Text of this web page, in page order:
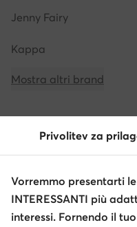
Jenny Fairy
Kappa
Mostra altri brand
Ricevi
Privolitev za
Vorremmo presentarti le
INTERESSANTI più
interessi. Fornendo il